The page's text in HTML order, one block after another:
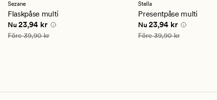
Sezane
Flaskpåse multi
Nuvarande pris
Nu 23,94 kr
Ordinarie pris
Före39,90 kr
Stella
Presentpåse multi
Nuvarande pris
Nu 23,94 kr
Ordinarie pris
Före39,90 kr